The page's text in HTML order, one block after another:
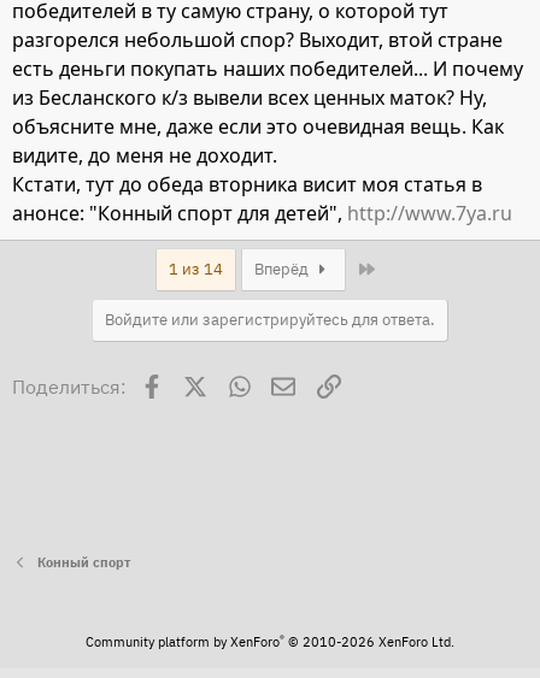
победителей в ту самую страну, о которой тут
разгорелся небольшой спор? Выходит, втой стране
есть деньги покупать наших победителей... И почему
из Бесланского к/з вывели всех ценных маток? Ну,
объясните мне, даже если это очевидная вещь. Как
видите, до меня не доходит.
Кстати, тут до обеда вторника висит моя статья в
анонсе: "Конный спорт для детей", http://www.7ya.ru
1 из 14 Вперёд
Войдите или зарегистрируйтесь для ответа.
Поделиться: Facebook WhatsAppЭлектронная почта
Ссылка
Конный спорт
Community platform by XenForo® © 2010-2026 XenForo Ltd.